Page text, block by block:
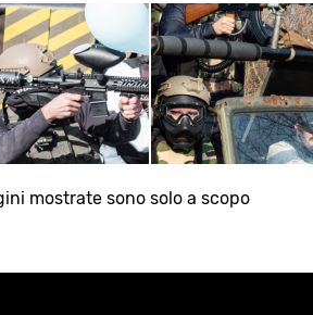
mostrate sono solo a scopo